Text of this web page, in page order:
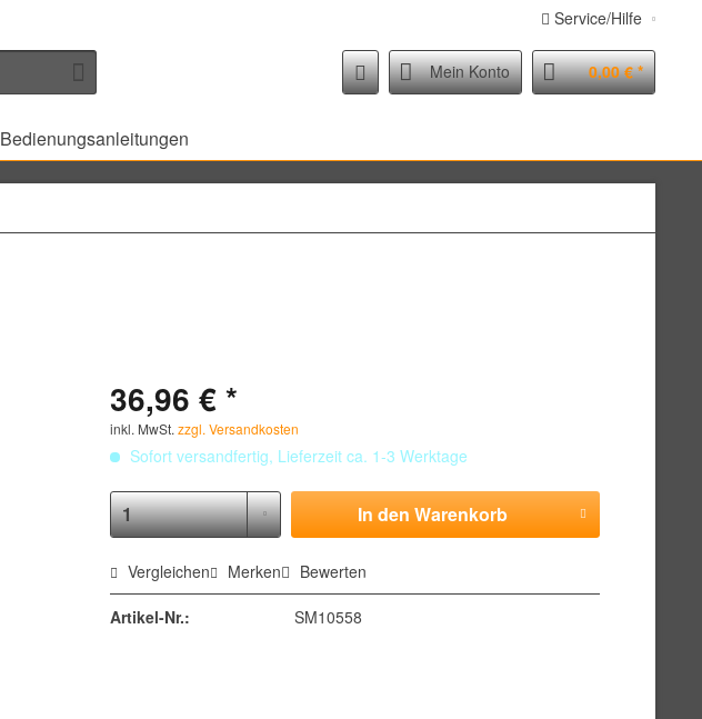
Service/Hilfe
Mein Konto 0,00 € *
Bedienungsanleitungen
36,96 € *
inkl. MwSt.zzgl. Versandkosten
Sofort versandfertig, Lieferzeit ca. 1-3 Werktage
In denWarenkorb
Vergleichen Merken Bewerten
Artikel-Nr.: SM10558